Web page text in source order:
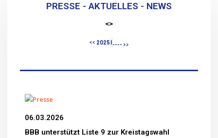
PRESSE - AKTUELLES - NEWS
<>
<< 2025|---- >>
06.03.2026
BBB unterstützt Liste 9 zur Kreistagswahl